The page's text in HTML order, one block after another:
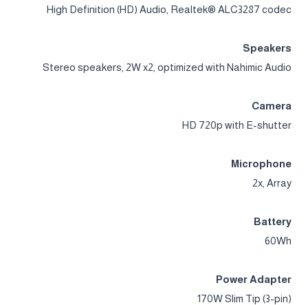
High Definition (HD) Audio, Realtek® ALC3287 codec
Speakers
Stereo speakers, 2W x2, optimized with Nahimic Audio
Camera
HD 720p with E-shutter
Microphone
2x, Array
Battery
60Wh
Power Adapter
170W Slim Tip (3-pin)